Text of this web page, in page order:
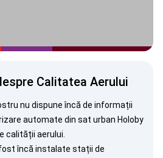
Calitatea Aerului
nu dispune încă de informații
automate din sat urban Holoby
calității aerului.
încă instalate stații de